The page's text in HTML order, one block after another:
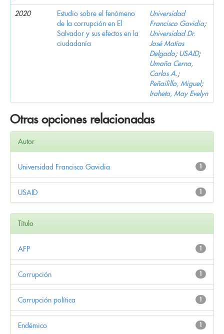
2020
Estudio sobre el fenómeno
de la corrupción en El
Salvador y sus efectos en la
ciudadanía
Universidad
Francisco Gavidia;
Universidad Dr.
José Matías
Delgado; USAID;
Umaña Cerna,
Carlos A.;
Peñailillo, Miguel;
Iraheta, May Evelyn
Otras opciones relacionadas
Autor
1
Universidad Francisco Gavidia
1
USAID
Título
1
AFP
1
Corrupción
1
Corrupción política
1
Endémico